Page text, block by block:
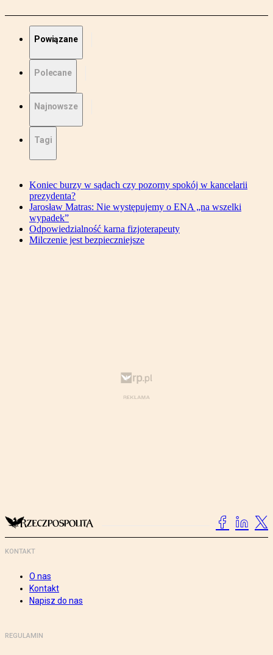
Powiązane
Polecane
Najnowsze
Tagi
Koniec burzy w sądach czy pozorny spokój w kancelarii
prezydenta?
Jarosław Matras: Nie występujemy o ENA „na wszelki
wypadek”
Odpowiedzialność karna fizjoterapeuty
Milczenie jest bezpieczniejsze
KONTAKT
O nas
Kontakt
Napisz do nas
REGULAMIN